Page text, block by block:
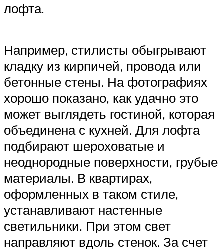
лофта.
Например, стилисты обыгрывают
кладку из кирпичей, провода или
бетонные стены. На фотографиях
хорошо показано, как удачно это
может выглядеть гостиной, которая
объединена с кухней. Для лофта
подбирают шероховатые и
неоднородные поверхности, грубые
материалы. В квартирах,
оформленных в таком стиле,
устанавливают настенные
светильники. При этом свет
направляют вдоль стенок. За счет